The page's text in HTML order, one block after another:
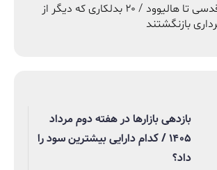
از ارشا اقدسی تا هالیوود / ۲۰ بدلکاری که دیگر از
بازنگشتند
بازدهی بازارها در هفته دوم مرداد
۱۴۰۵ / کدام دارایی بیشترین سود را
داد؟